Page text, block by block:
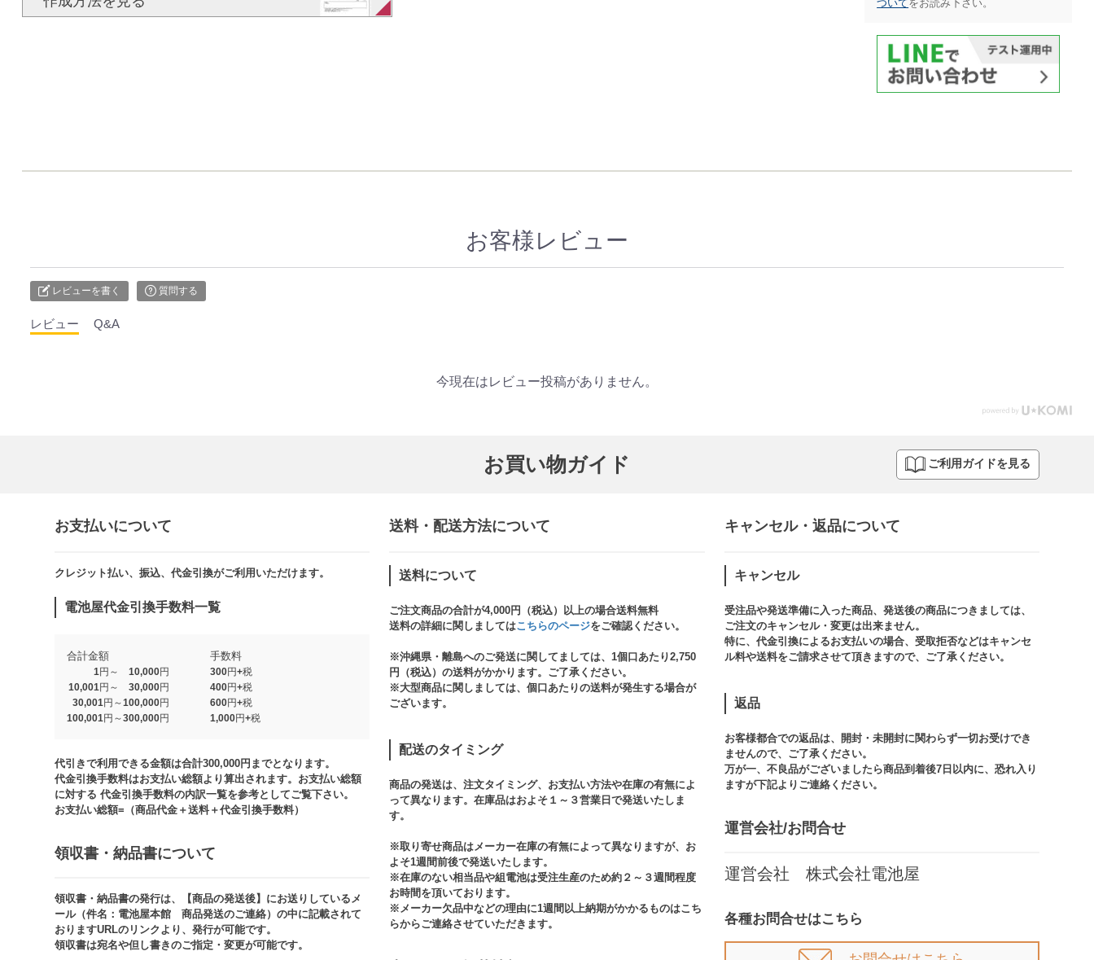
ついてをお読み下さい。​
お客様レビュー
レビューを書く 質問する
レビュー Q&A
今現在はレビュー投稿がありません。
お買い物ガイド ご利用ガイドを見る
お支払いについて
クレジット払い、振込、代金引換がご利用いただけます。​​
電池屋代金引換手数料一覧
合計金額 手数料
1円～ 10,000円
300円+税
10,001円～ 30,000円
400円+税
30,001円～100,000円
600円+税
100,001円～300,000円
1,000円+税​
代引きで利用できる金額は合計300,000円までとなります。
代金引換手数料はお支払い総額より算出されます。お支払い総額
に対する 代金引換手数料の内訳一覧を参考としてご覧下さい。​
お支払い総額=（商品代金＋送料＋代金引換手数料）​
領収書・納品書について​
領収書・納品書の発行は、【商品の発送後】にお送りしているメ
ール（件名：電池屋本館 商品発送のご連絡）の中に記載されて
おりますURLのリンクより、発行が可能です。
領収書は宛名や但し書きのご指定・変更が可能です。​​
送料・配送方法について​
送料について
ご注文商品の合計が4,000円（税込）以上の場合送料無料
送料の詳細に関しましてはこちらのページをご確認ください。​
※沖縄県・離島へのご発送に関してましては、1個口あたり2,750
円（税込）の送料がかかります。ご了承ください。
※大型商品に関しましては、個口あたりの送料が発生する場合が
ございます。​
配送のタイミング
商品の発送は、注文タイミング、お支払い方法や在庫の有無によ
って異なります。在庫品はおよそ１～３営業日で発送いたしま
す。​
※取り寄せ商品はメーカー在庫の有無によって異なりますが、お
よそ1週間前後で発送いたします。
※在庫のない相当品や組電池は受注生産のため約２～３週間程度
お時間を頂いております。​
※メーカー欠品中などの理由に1週間以上納期がかかるものはこち
らからご連絡させていただきます。
キャンセル・返品について​
キャンセル
受注品や発送準備に入った商品、発送後の商品につきましては、
ご注文のキャンセル・変更は出来ません。​
特に、代金引換によるお支払いの場合、受取拒否などはキャンセ
ル料や送料をご請求させて頂きますので、ご了承ください。​
返品
お客様都合での返品は、開封・未開封に関わらず一切お受けでき
ませんので、ご了承ください。​​
万が一、不良品がございましたら商品到着後7日以内に、恐れ入り
ますが下記よりご連絡ください。
運営会社/お問合せ​
運営会社 株式会社電池屋
各種お問合せはこちら